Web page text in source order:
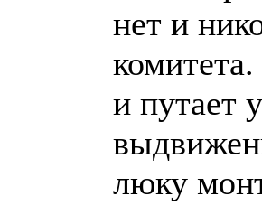
нет и
и путает
люку